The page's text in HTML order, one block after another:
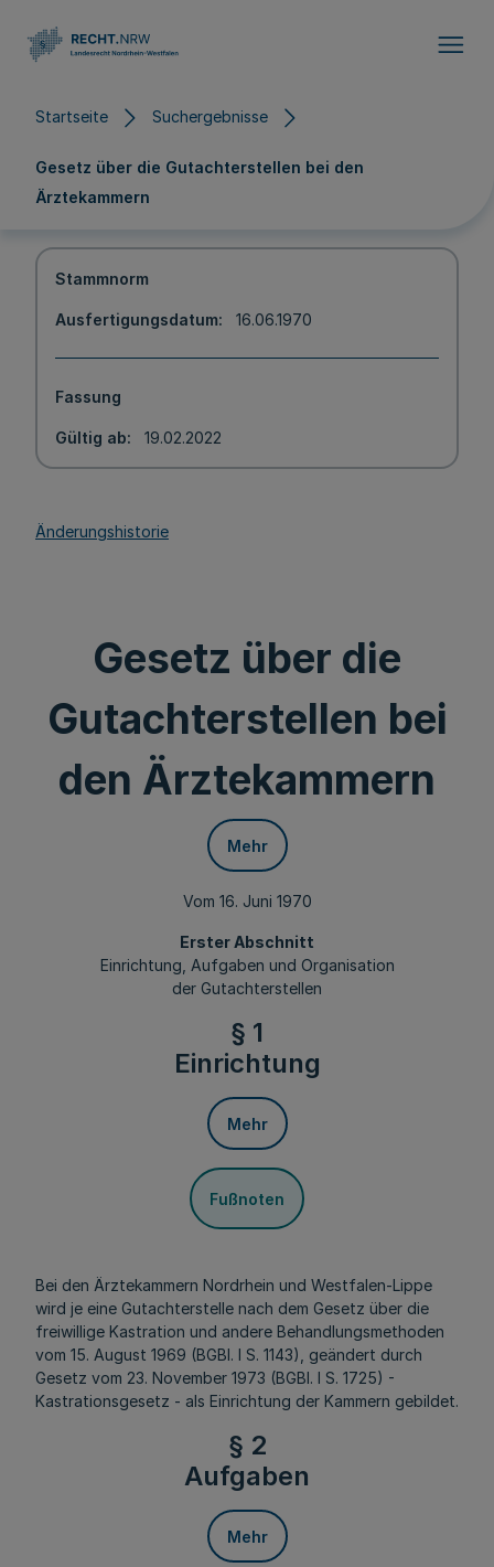
Startseite Suchergebnisse
Gesetz über die Gutachterstellen bei den
Ärztekammern
Stammnorm
Ausfertigungsdatum 16.06.1970
Fassung
Gültig ab 19.02.2022
Änderungshistorie
Gesetz über die
Gutachterstellen bei
den Ärztekammern
Mehr
Vom 16. Juni 1970
Erster Abschnitt
Einrichtung, Aufgaben und Organisation
der Gutachterstellen
§ 1
Einrichtung
Mehr
Fußnoten
Bei den Ärztekammern Nordrhein und Westfalen-Lippe
wird je eine Gutachterstelle nach dem Gesetz über die
freiwillige Kastration und andere Behandlungsmethoden
vom 15. August 1969 (BGBl. I S. 1143), geändert durch
Gesetz vom 23. November 1973 (BGBl. I S. 1725) -
Kastrationsgesetz - als Einrichtung der Kammern gebildet.
§ 2
Aufgaben
Mehr